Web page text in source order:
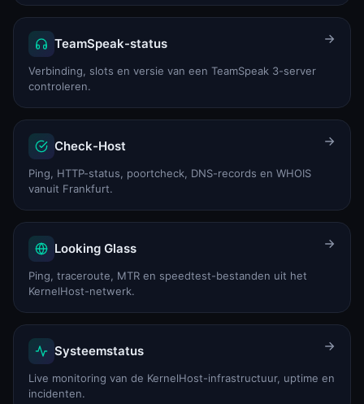
TeamSpeak-status
Verbinding, slots en versie van een TeamSpeak 3-server
controleren.
Check-Host
Ping, HTTP-status, poortcheck, DNS-records en WHOIS
vanuit Frankfurt.
Looking Glass
Ping, traceroute, MTR en speedtest-bestanden uit het
KernelHost-netwerk.
Systeemstatus
Live monitoring van de KernelHost-infrastructuur, uptime en
incidenten.